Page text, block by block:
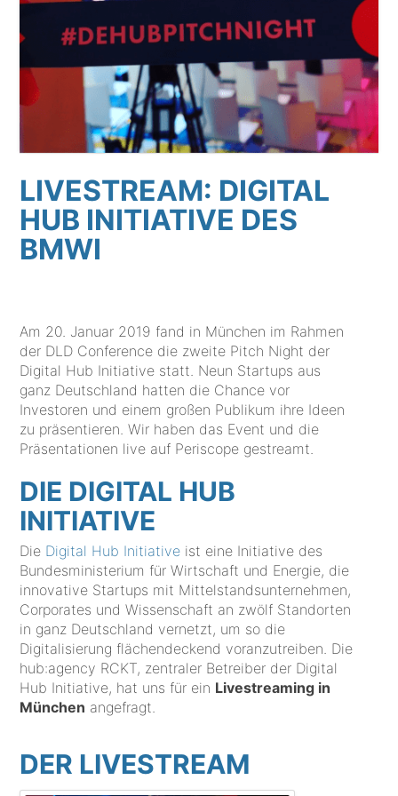
LIVESTREAM: DIGITAL
HUB INITIATIVE DES
BMWI
Am 20. Januar 2019 fand in München im Rahmen
der DLD Conference die zweite Pitch Night der
Digital Hub Initiative statt. Neun Startups aus
ganz Deutschland hatten die Chance vor
Investoren und einem großen Publikum ihre Ideen
zu präsentieren. Wir haben das Event und die
Präsentationen live auf Periscope gestreamt.
DIE DIGITAL HUB
INITIATIVE
Die Digital Hub Initiative ist eine Initiative des
Bundesministerium für Wirtschaft und Energie, die
innovative Startups mit Mittelstandsunternehmen,
Corporates und Wissenschaft an zwölf Standorten
in ganz Deutschland vernetzt, um so die
Digitalisierung flächendeckend voranzutreiben. Die
hub:agency RCKT, zentraler Betreiber der Digital
Hub Initiative, hat uns für ein Livestreaming in
München angefragt.
DER LIVESTREAM